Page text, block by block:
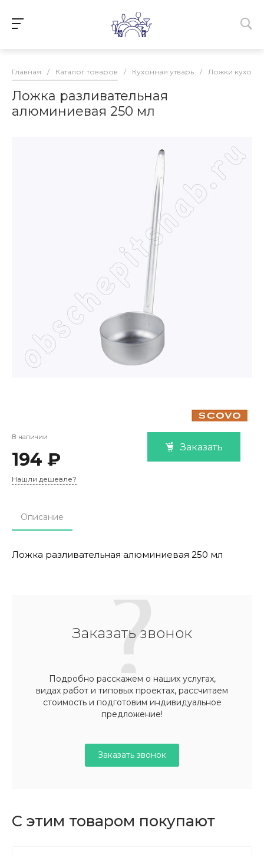
Главная / Каталог товаров / Кухонная утварь / Ложки
Ложка разливательная
алюминиевая 250 мл
В наличии
194 ₽
Заказать
Нашли дешевле?
Описание
Ложка разливательная алюминиевая 250 мл
Заказать звонок
Подробно расскажем о наших услугах,
видах работ и типовых проектах, рассчитаем
стоимость и подготовим индивидуальное
предложение!
Заказать звонок
С этим товаром покупают